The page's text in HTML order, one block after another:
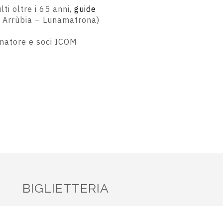
oltre i 65 anni, guide
– Lunamatrona)
e soci ICOM
BIGLIETTERIA